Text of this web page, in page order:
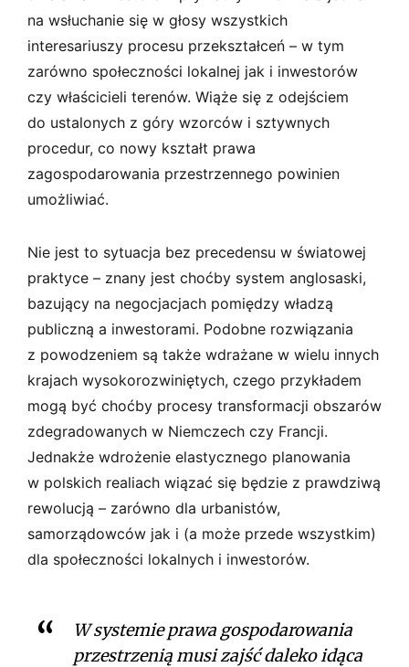
na wsłuchanie się w głosy wszystkich
interesariuszy procesu przekształceń – w tym
zarówno społeczności lokalnej jak i inwestorów
czy właścicieli terenów. Wiąże się z odejściem
do ustalonych z góry wzorców i sztywnych
procedur, co nowy kształt prawa
zagospodarowania przestrzennego powinien
umożliwiać.
Nie jest to sytuacja bez precedensu w światowej
praktyce – znany jest choćby system anglosaski,
bazujący na negocjacjach pomiędzy władzą
publiczną a inwestorami. Podobne rozwiązania
z powodzeniem są także wdrażane w wielu innych
krajach wysokorozwiniętych, czego przykładem
mogą być choćby procesy transformacji obszarów
zdegradowanych w Niemczech czy Francji.
Jednakże wdrożenie elastycznego planowania
w polskich realiach wiązać się będzie z prawdziwą
rewolucją – zarówno dla urbanistów,
samorządowców jak i (a może przede wszystkim)
dla społeczności lokalnych i inwestorów.
W systemie prawa gospodarowania
przestrzenią musi zajść daleko idąca